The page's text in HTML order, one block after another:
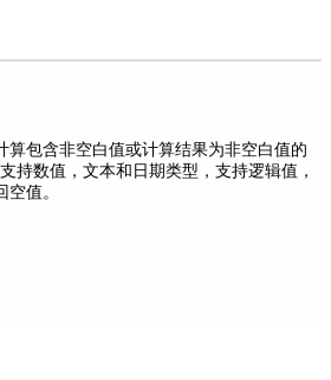
算包含非空白值或计算结果为非空白值的
持数值，文本和日期类型，支持逻辑值，
值。